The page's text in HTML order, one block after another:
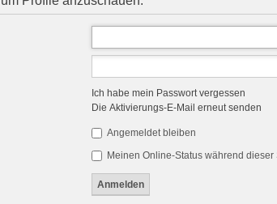
Ich habe mein Passwort vergessen
Die Aktivierungs-E-Mail erneut senden
Angemeldet bleiben
Meinen Online-Status während